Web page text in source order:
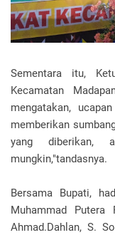
Sementara itu,
Kecamatan
mengatakan,
memberikan
yang diberikan,
mungkin,"tandasnya.
Bersama Bupati,
Muhammad Putera
Ahmad.Dahlan, S.